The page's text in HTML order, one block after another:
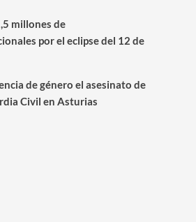
millones de
por el eclipse del 12 de
de género el asesinato de
Civil en Asturias